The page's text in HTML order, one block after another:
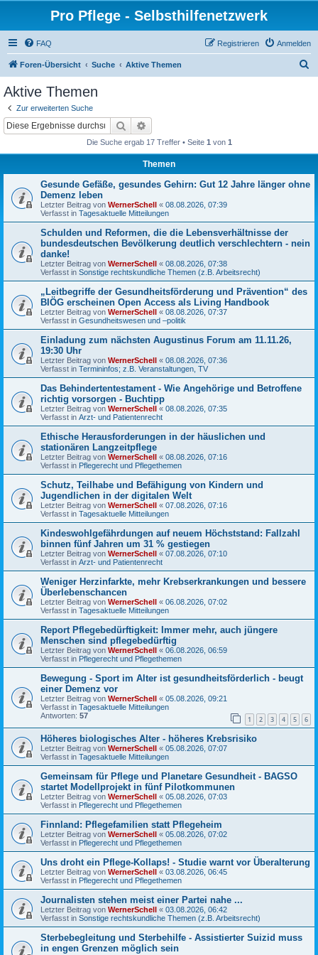
Pro Pflege - Selbsthilfenetzwerk
FAQ Anmelden
Registrieren
Foren-Übersicht Suche Aktive Themen
Aktive Themen
Zur erweiterten Suche
Suche
Die Suche ergab 17 Treffer • Seite 1 von 1
Themen
Gesunde Gefäße, gesundes Gehirn: Gut 12 Jahre länger ohne
Demenz leben
Letzter Beitrag von WernerSchell « 08.08.2026, 07:39
Verfasst in Tagesaktuelle Mitteilungen
Schulden und Reformen, die die Lebensverhältnisse der
bundesdeutschen Bevölkerung deutlich verschlechtern - nein
danke!
Letzter Beitrag von WernerSchell « 08.08.2026, 07:38
Verfasst in Sonstige rechtskundliche Themen (z.B. Arbeitsrecht)
„Leitbegriffe der Gesundheitsförderung und Prävention“ des
BIÖG erscheinen Open Access als Living Handbook
Letzter Beitrag von WernerSchell « 08.08.2026, 07:37
Verfasst in Gesundheitswesen und –politik
Einladung zum nächsten Augustinus Forum am 11.11.26,
19:30 Uhr
Letzter Beitrag von WernerSchell « 08.08.2026, 07:36
Verfasst in Termininfos; z.B. Veranstaltungen, TV
Das Behindertentestament - Wie Angehörige und Betroffene
richtig vorsorgen - Buchtipp
Letzter Beitrag von WernerSchell « 08.08.2026, 07:35
Verfasst in Arzt- und Patientenrecht
Ethische Herausforderungen in der häuslichen und
stationären Langzeitpflege
Letzter Beitrag von WernerSchell « 08.08.2026, 07:16
Verfasst in Pflegerecht und Pflegethemen
Schutz, Teilhabe und Befähigung von Kindern und
Jugendlichen in der digitalen Welt
Letzter Beitrag von WernerSchell « 07.08.2026, 07:16
Verfasst in Tagesaktuelle Mitteilungen
Kindeswohlgefährdungen auf neuem Höchststand: Fallzahl
binnen fünf Jahren um 31 % gestiegen
Letzter Beitrag von WernerSchell « 07.08.2026, 07:10
Verfasst in Arzt- und Patientenrecht
Weniger Herzinfarkte, mehr Krebserkrankungen und bessere
Überlebenschancen
Letzter Beitrag von WernerSchell « 06.08.2026, 07:02
Verfasst in Tagesaktuelle Mitteilungen
Report Pflegebedürftigkeit: Immer mehr, auch jüngere
Menschen sind pflegebedürftig
Letzter Beitrag von WernerSchell « 06.08.2026, 06:59
Verfasst in Pflegerecht und Pflegethemen
Bewegung - Sport im Alter ist gesundheitsförderlich - beugt
einer Demenz vor
Letzter Beitrag von WernerSchell « 05.08.2026, 09:21
Verfasst in Tagesaktuelle Mitteilungen
Antworten: 57 1 2 3 4 5 6
Höheres biologisches Alter - höheres Krebsrisiko
Letzter Beitrag von WernerSchell « 05.08.2026, 07:07
Verfasst in Tagesaktuelle Mitteilungen
Gemeinsam für Pflege und Planetare Gesundheit - BAGSO
startet Modellprojekt in fünf Pilotkommunen
Letzter Beitrag von WernerSchell « 05.08.2026, 07:03
Verfasst in Pflegerecht und Pflegethemen
Finnland: Pflegefamilien statt Pflegeheim
Letzter Beitrag von WernerSchell « 05.08.2026, 07:02
Verfasst in Pflegerecht und Pflegethemen
Uns droht ein Pflege-Kollaps! - Studie warnt vor Überalterung
Letzter Beitrag von WernerSchell « 03.08.2026, 06:45
Verfasst in Pflegerecht und Pflegethemen
Journalisten stehen meist einer Partei nahe ...
Letzter Beitrag von WernerSchell « 03.08.2026, 06:42
Verfasst in Sonstige rechtskundliche Themen (z.B. Arbeitsrecht)
Sterbebegleitung und Sterbehilfe - Assistierter Suizid muss
in engen Grenzen möglich sein